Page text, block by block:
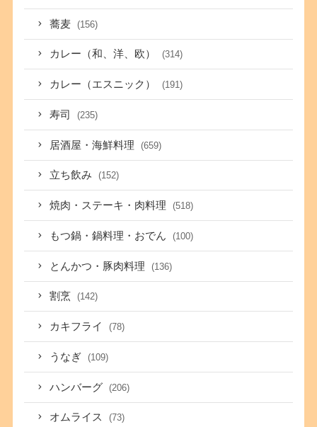
蕎麦 (156)
カレー（和、洋、欧） (314)
カレー（エスニック） (191)
寿司 (235)
居酒屋・海鮮料理 (659)
立ち飲み (152)
焼肉・ステーキ・肉料理 (518)
もつ鍋・鍋料理・おでん (100)
とんかつ・豚肉料理 (136)
割烹 (142)
カキフライ (78)
うなぎ (109)
ハンバーグ (206)
オムライス (73)